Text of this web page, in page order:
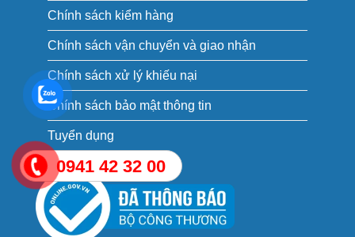
0941 42 32 00
Chính sách kiểm hàng
Chính sách vận chuyển và giao nhận
Chính sách xử lý khiếu nại
Chính sách bảo mật thông tin
Tuyển dụng